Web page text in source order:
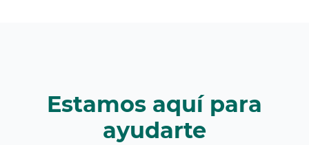
Estamos aquí para
ayudarte